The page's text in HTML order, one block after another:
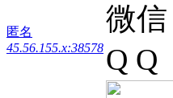
匿名
45.56.155.x:38578
微信
Q Q